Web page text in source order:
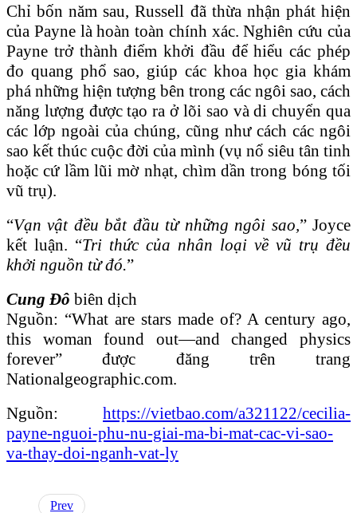
Chỉ bốn năm sau, Russell đã thừa nhận phát hiện
của Payne là hoàn toàn chính xác. Nghiên cứu của
Payne trở thành điểm khởi đầu để hiểu các phép
đo quang phổ sao, giúp các khoa học gia khám
phá những hiện tượng bên trong các ngôi sao, cách
năng lượng được tạo ra ở lõi sao và di chuyển qua
các lớp ngoài của chúng, cũng như cách các ngôi
sao kết thúc cuộc đời của mình (vụ nổ siêu tân tinh
hoặc cứ lầm lũi mờ nhạt, chìm dần trong bóng tối
vũ trụ).
“Vạn vật đều bắt đầu từ những ngôi sao,” Joyce
kết luận. “Tri thức của nhân loại về vũ trụ đều
khởi nguồn từ đó.”
Cung Đô biên dịch
Nguồn: “What are stars made of? A century ago,
this woman found out—and changed physics
forever” được đăng trên trang
Nationalgeographic.com.
Nguồn: https://vietbao.com/a321122/cecilia-
payne-nguoi-phu-nu-giai-ma-bi-mat-cac-vi-sao-
va-thay-doi-nganh-vat-ly
Prev